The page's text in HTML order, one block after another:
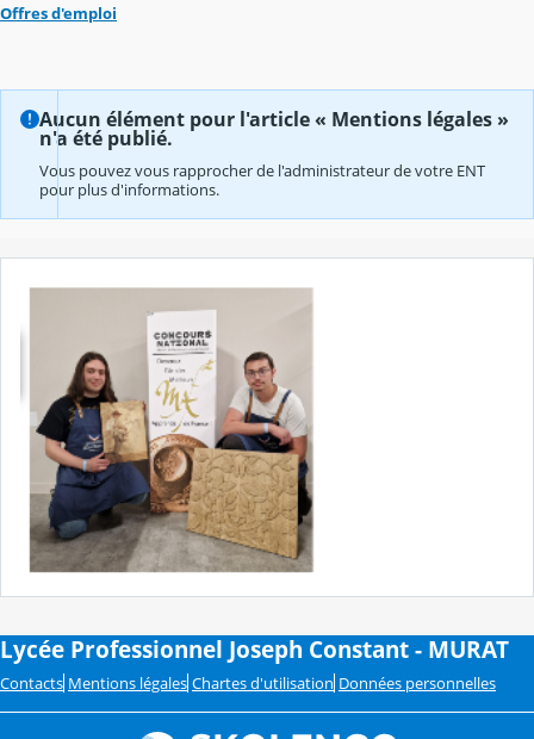
Offres d'emploi
Aucun élément pour l'article « Mentions légales »
n'a été publié.
Vous pouvez vous rapprocher de l'administrateur de votre ENT
pour plus d'informations.
Lycée Professionnel Joseph Constant - MURAT
Contacts Mentions légales Chartes d'utilisation Données personnelles